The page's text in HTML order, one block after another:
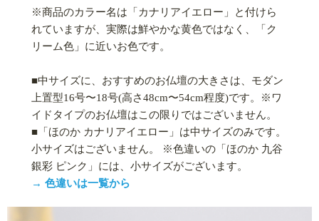
※商品のカラー名は「カナリアイエロー」と付けら
れていますが、実際は鮮やかな黄色ではなく、「ク
リーム色」に近いお色です。
■中サイズに、おすすめのお仏壇の大きさは、モダン
上置型16号〜18号(高さ48cm〜54cm程度)です。※ワ
イドタイプのお仏壇はこの限りではございません。
■「ほのか カナリアイエロー」は中サイズのみです。
小サイズはございません。 ※色違いの「ほのか 九谷
銀彩 ピンク」には、小サイズがございます。
→ 色違いは一覧から